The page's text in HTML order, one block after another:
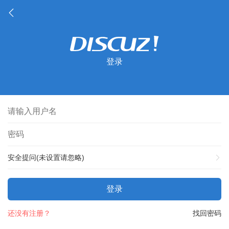
登录
安全提问(未设置请忽略)
登录
找回密码
还没有注册？